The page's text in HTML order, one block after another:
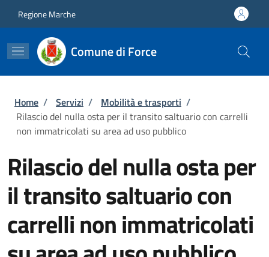
Regione Marche
Comune di Force
Briciole di pane
Home / Servizi / Mobilità e trasporti /
Rilascio del nulla osta per il transito saltuario con carrelli
non immatricolati su area ad uso pubblico
Rilascio del nulla osta per
il transito saltuario con
carrelli non immatricolati